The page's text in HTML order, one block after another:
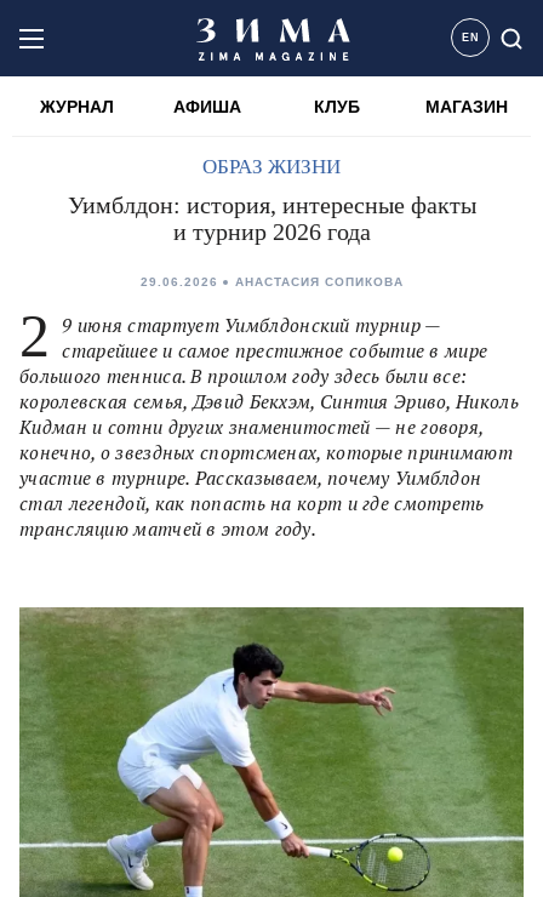
EN
ЖУРНАЛ АФИША КЛУБ МАГАЗИН
ОБРАЗ ЖИЗНИ
Уимблдон: история, интересные факты
и турнир 2026 года
29.06.2026 АНАСТАСИЯ СОПИКОВА
2
9 июня стартует Уимблдонский турнир —
старейшее и самое престижное событие в мире
большого тенниса. В прошлом году здесь были все:
королевская семья, Дэвид Бекхэм, Синтия Эриво, Николь
Кидман и сотни других знаменитостей — не говоря,
конечно, о звездных спортсменах, которые принимают
участие в турнире. Рассказываем, почему Уимблдон
стал легендой, как попасть на корт и где смотреть
трансляцию матчей в этом году.